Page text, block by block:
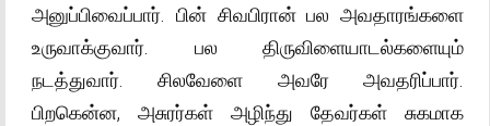
அனுப்பிவைப்பார். பின் சிவபிரான் பல அவதாரங்களை
உருவாக்குவார். பல திருவிளையாடல்களையும்
நடத்துவார். சிலவேளை அவரே அவதரிப்பார்.
பிறகென்ன, அசுரர்கள் அழிந்து தேவர்கள் சுகமாக